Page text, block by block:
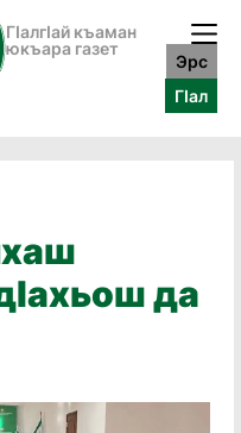
ГӀалгӀай къаман
юкъара газет
Эрс
ГӀал
да